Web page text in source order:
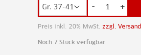
- +
Preis inkl. 20% MwSt.zzgl. Versand
Noch 7 Stück verfügbar